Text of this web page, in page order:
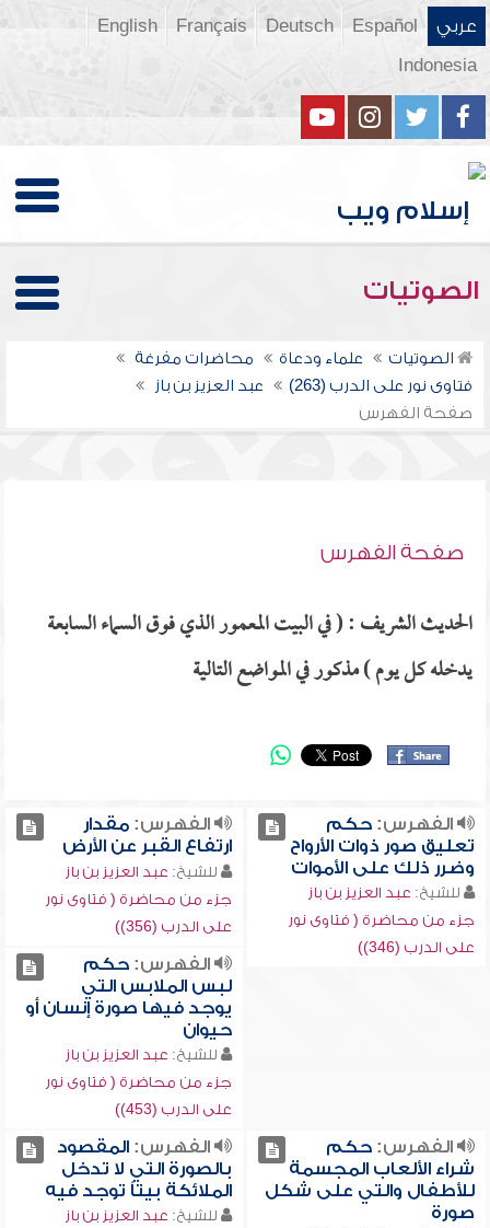
عربي Español
Deutsch
Français
English
Indonesia
الصوتيات
الصوتيات علماء ودعاة
محاضرات مفرغة
فتاوى نور على الدرب (263)
عبد العزيز بن باز
صفحة الفهرس
صفحة الفهرس
الحديث الشريف : ( في البيت المعمور الذي فوق السماء السابعة
يدخله كل يوم ) مذكور في المواضع التالية
الفهرس:حكم
تعليق صور ذوات الأرواح
وضرر ذلك على الأموات
للشيخ: عبد العزيز بن باز
جزء من محاضرة ( فتاوى نور
على الدرب (346))
الفهرس:مقدار
ارتفاع القبر عن الأرض
للشيخ: عبد العزيز بن باز
جزء من محاضرة ( فتاوى نور
على الدرب (356))
الفهرس:حكم
لبس الملابس التي
يوجد فيها صورة إنسان أو
حيوان
للشيخ: عبد العزيز بن باز
جزء من محاضرة ( فتاوى نور
على الدرب (453))
الفهرس:حكم
شراء الألعاب المجسمة
للأطفال والتي على شكل
صورة
الفهرس:المقصود
بالصورة التي لا تدخل
الملائكة بيتاً توجد فيه
للشيخ: عبد العزيز بن باز